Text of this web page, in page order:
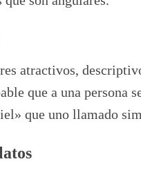
atractivos,
que a una
que uno llamado